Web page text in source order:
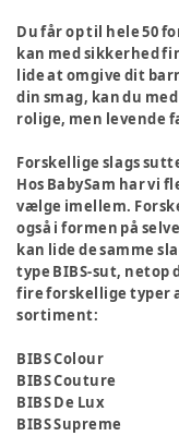
Du får op til hele 50
kan med sikkerhed
lide at omgive dit
din smag, kan du
rolige, men levende
Forskellige slags
Hos BabySam har vi
vælge imellem.
også i formen på
kan lide de samme
type BIBS-sut, netop
fire forskellige typer
sortiment:
BIBS Colour
BIBS Couture
BIBS De Lux
BIBS Supreme